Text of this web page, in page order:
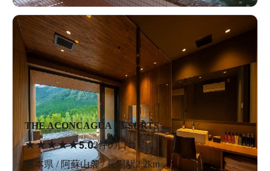
THE ACONCAGUA RESORTS
★★★★★5.02件の口コミ
熊本県 / 阿蘇山麓 / 長陽駅2.2km